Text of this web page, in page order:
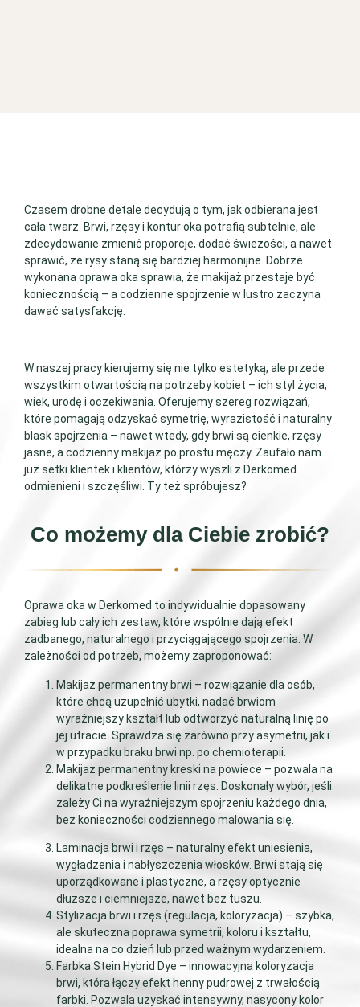
Czasem drobne detale decydują o tym, jak odbierana jest
cała twarz. Brwi, rzęsy i kontur oka potrafią subtelnie, ale
zdecydowanie zmienić proporcje, dodać świeżości, a nawet
sprawić, że rysy staną się bardziej harmonijne. Dobrze
wykonana oprawa oka sprawia, że makijaż przestaje być
koniecznością – a codzienne spojrzenie w lustro zaczyna
dawać satysfakcję.
W naszej pracy kierujemy się nie tylko estetyką, ale przede
wszystkim otwartością na potrzeby kobiet – ich styl życia,
wiek, urodę i oczekiwania. Oferujemy szereg rozwiązań,
które pomagają odzyskać symetrię, wyrazistość i naturalny
blask spojrzenia – nawet wtedy, gdy brwi są cienkie, rzęsy
jasne, a codzienny makijaż po prostu męczy. Zaufało nam
już setki klientek i klientów, którzy wyszli z Derkomed
odmienieni i szczęśliwi. Ty też spróbujesz?
Co możemy dla Ciebie zrobić?
Oprawa oka w Derkomed to indywidualnie dopasowany
zabieg lub cały ich zestaw, które wspólnie dają efekt
zadbanego, naturalnego i przyciągającego spojrzenia. W
zależności od potrzeb, możemy zaproponować:
Makijaż permanentny brwi – rozwiązanie dla osób,
które chcą uzupełnić ubytki, nadać brwiom
wyraźniejszy kształt lub odtworzyć naturalną linię po
jej utracie. Sprawdza się zarówno przy asymetrii, jak i
w przypadku braku brwi np. po chemioterapii.
Makijaż permanentny kreski na powiece – pozwala na
delikatne podkreślenie linii rzęs. Doskonały wybór, jeśli
zależy Ci na wyraźniejszym spojrzeniu każdego dnia,
bez konieczności codziennego malowania się.
Laminacja brwi i rzęs – naturalny efekt uniesienia,
wygładzenia i nabłyszczenia włosków. Brwi stają się
uporządkowane i plastyczne, a rzęsy optycznie
dłuższe i ciemniejsze, nawet bez tuszu.
Stylizacja brwi i rzęs (regulacja, koloryzacja) – szybka,
ale skuteczna poprawa symetrii, koloru i kształtu,
idealna na co dzień lub przed ważnym wydarzeniem.
Farbka Stein Hybrid Dye – innowacyjna koloryzacja
brwi, która łączy efekt henny pudrowej z trwałością
farbki. Pozwala uzyskać intensywny, nasycony kolor